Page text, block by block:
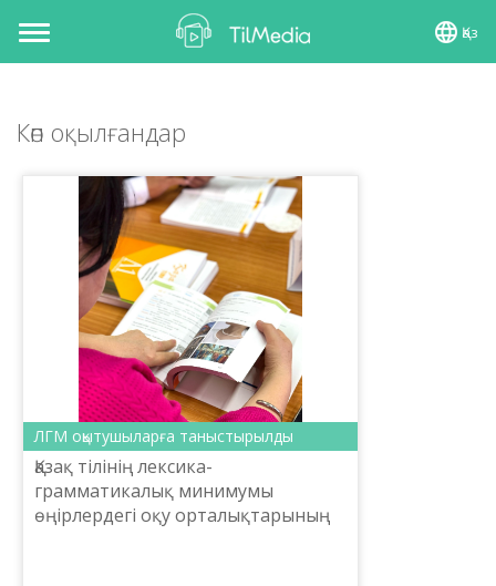
Toggle
navigation
Қаз
Көп оқылғандар
ЛГМ оқытушыларға таныстырылды
Қазақ тілінің лексика-
грамматикалық минимумы
өңірлердегі оқу орталықтарының